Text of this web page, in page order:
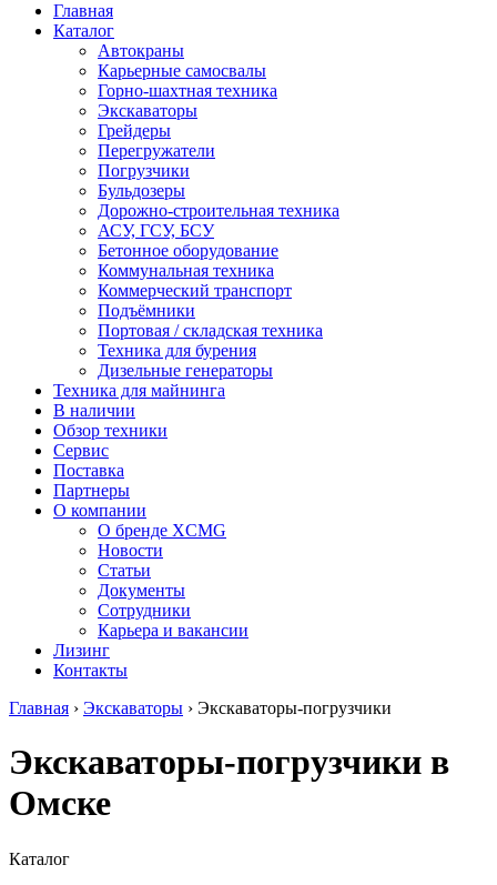
Главная
Каталог
Автокраны
Карьерные самосвалы
Горно-шахтная техника
Экскаваторы
Грейдеры
Перегружатели
Погрузчики
Бульдозеры
Дорожно-строительная техника
АСУ, ГСУ, БСУ
Бетонное оборудование
Коммунальная техника
Коммерческий транспорт
Подъёмники
Портовая / складская техника
Техника для бурения
Дизельные генераторы
Техника для майнинга
В наличии
Обзор техники
Сервис
Поставка
Партнеры
О компании
О бренде XCMG
Новости
Статьи
Документы
Сотрудники
Карьера и вакансии
Лизинг
Контакты
Главная › Экскаваторы › Экскаваторы-погрузчики
Экскаваторы-погрузчики в
Омске
Каталог